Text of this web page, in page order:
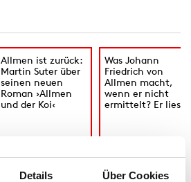
Details Über Cookies
Allmen ist zurück:
Martin Suter über
seinen neuen
Roman ›Allmen
und der Koi‹
Was Johann
Friedrich von
Allmen macht,
wenn er nicht
ermittelt? Er liest!